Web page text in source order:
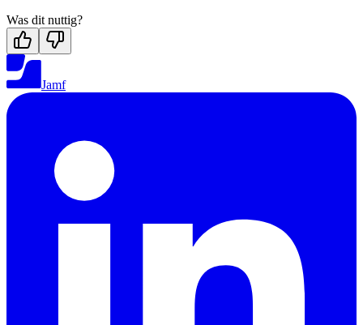
Was dit nuttig?
Jamf